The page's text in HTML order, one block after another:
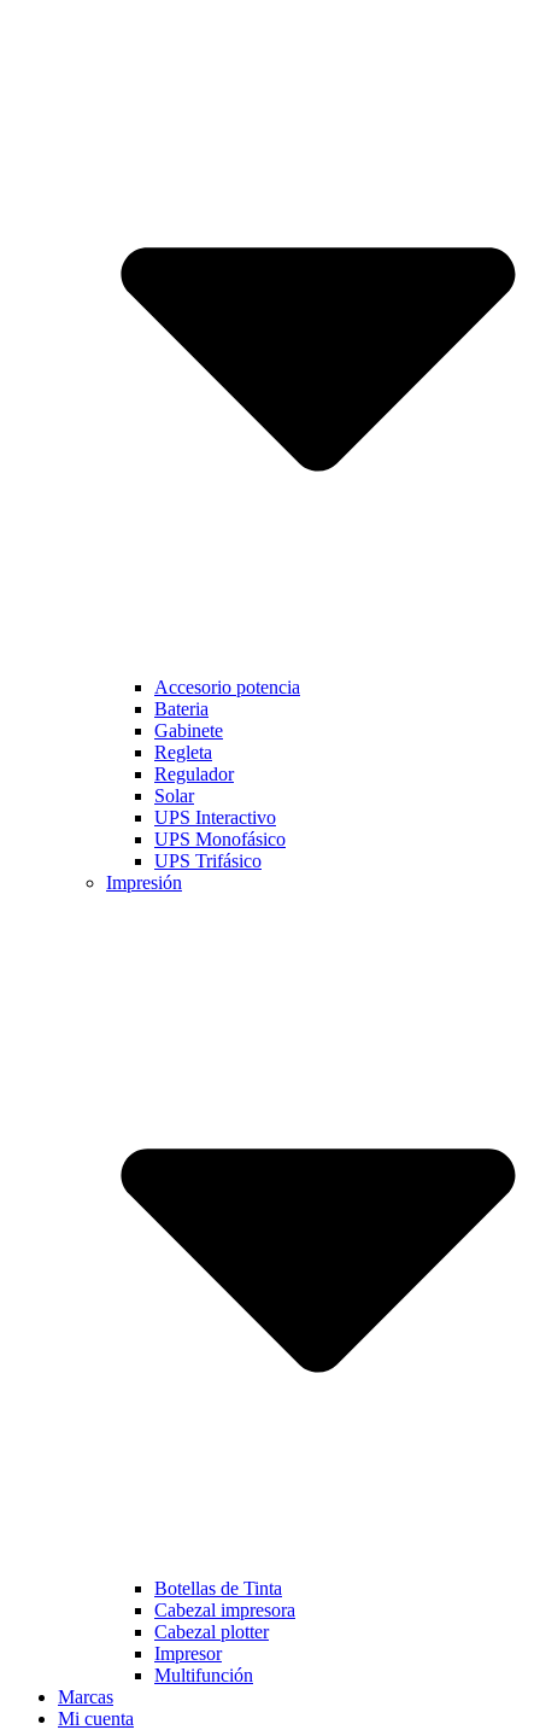
Accesorio potencia
Bateria
Gabinete
Regleta
Regulador
Solar
UPS Interactivo
UPS Monofásico
UPS Trifásico
Impresión
Botellas de Tinta
Cabezal impresora
Cabezal plotter
Impresor
Multifunción
Marcas
Mi cuenta